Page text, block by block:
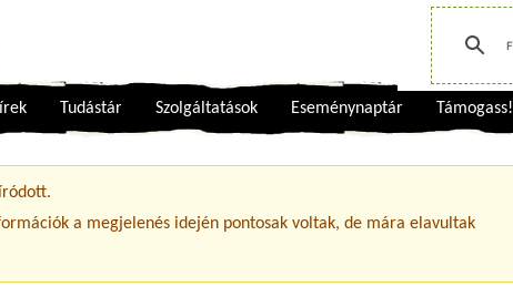
Tudástár Szolgáltatások Eseménynaptár Támogass!
a megjelenés idején pontosak voltak, de mára elavultak